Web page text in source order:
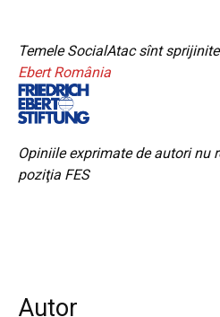
Temele SocialAtac sînt
Ebert România
Opiniile exprimate de autori nu
poziţia FES
Autor